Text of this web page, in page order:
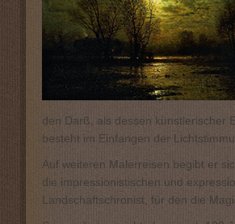
den Darß, als dessen künstlerischer
besteht im Einfangen der
Auf weiteren Malerreisen begibt er
die impressionistischen und
Landschaftschronist, für den die